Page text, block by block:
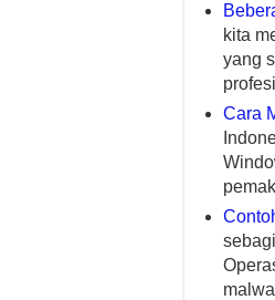
kita
yang
Cara